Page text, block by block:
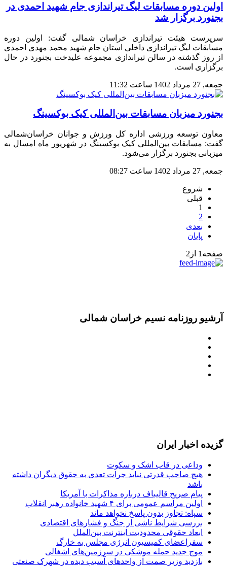
اولین دوره مسابقات لیگ تیراندازی جام شهید احمدی در
بجنورد برگزار شد
سرپرست هیئت تیراندازی خراسان شمالی گفت: اولین دوره
مسابقات لیگ تیراندازی داخلی استان جام شهید محمد مهدی احمدی
از روز گذشته در سالن تیراندازی مجموعه علیدخت بجنورد در حال
برگزاری است.
جمعه, 27 مرداد 1402 ساعت 11:32
بجنورد میزبان مسابقات بین‌المللی کیک بوکسینگ
معاون توسعه ورزشی اداره کل ورزش و جوانان خراسان‌شمالی
گفت: مسابقات بین‌المللی کیک بوکسینگ در شهریور ماه امسال به
میزبانی بجنورد برگزار می‌شود.
جمعه, 27 مرداد 1402 ساعت 08:27
شروع
قبلی
1
2
بعدی
پایان
صفحه1 از2
آرشیو روزنامه نسیم خراسان شمالی
گزیده اخبار ایران
وداعی در قاب اشک و سکوت
هیچ صاحب قدرتی نباید جرات تعدی به حقوق دیگران داشته
باشد
پیام صریح قالیباف درباره مذاکرات با آمریکا
اولین مراسم عمومی برای ۴ شهید خانواده رهبر انقلاب
سپاه: تجاوز بدون پاسخ نخواهد ماند
بررسی شرایط ناشی از جنگ و فشارهای اقتصادی
ابعاد حقوقی محدودیت اینترنت بین‌الملل
سفراعضای کمیسیون انرژی مجلس به خارگ
موج جدید حمله موشکی در سرزمین‌های اشغالی
بازدید وزیر صمت از واحدهای آسیب دیده در شهرک صنعتی